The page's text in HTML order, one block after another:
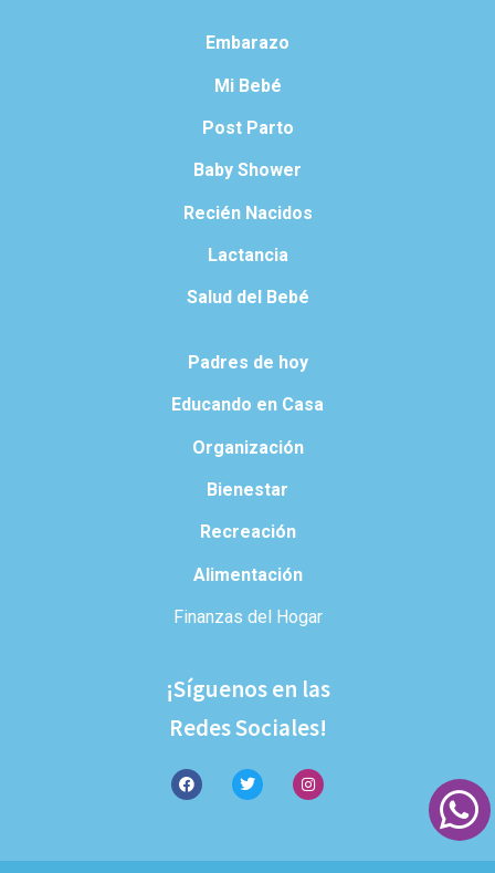
Embarazo
Mi Bebé
Post Parto
Baby Shower
Recién Nacidos
Lactancia
Salud del Bebé
Padres de hoy
Educando en Casa
Organización
Bienestar
Recreación
Alimentación
Finanzas del Hogar
¡Síguenos en las
Redes Sociales!